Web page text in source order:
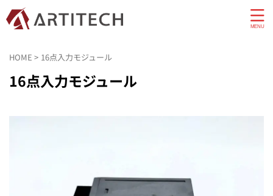
HOME > 16点入力モジュール
16点入力モジュール